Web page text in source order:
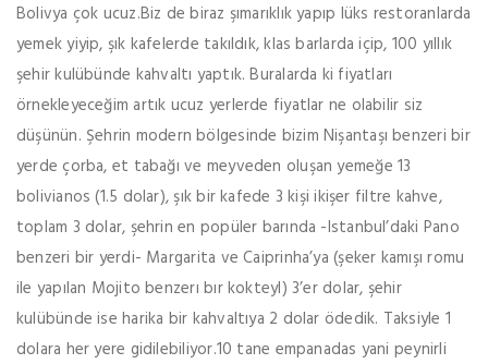
Bolivya çok ucuz.Biz de biraz şımarıklık yapıp lüks restoranlarda
yemek yiyip, şık kafelerde takıldık, klas barlarda içip, 100 yıllık
şehir kulübünde kahvaltı yaptık. Buralarda ki fiyatları
örnekleyeceğim artık ucuz yerlerde fiyatlar ne olabilir siz
düşünün. Şehrin modern bölgesinde bizim Nişantaşı benzeri bir
yerde çorba, et tabağı ve meyveden oluşan yemeğe 13
bolivianos (1.5 dolar), şık bir kafede 3 kişi ikişer filtre kahve,
toplam 3 dolar, şehrin en popüler barında -Istanbul’daki Pano
benzeri bir yerdi- Margarita ve Caiprinha’ya (şeker kamışı romu
ile yapılan Mojito benzerı bır kokteyl) 3’er dolar, şehir
kulübünde ise harika bir kahvaltıya 2 dolar ödedik. Taksiyle 1
dolara her yere gidilebiliyor.10 tane empanadas yani peynirli